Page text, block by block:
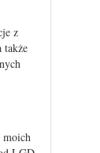
z
także
moich